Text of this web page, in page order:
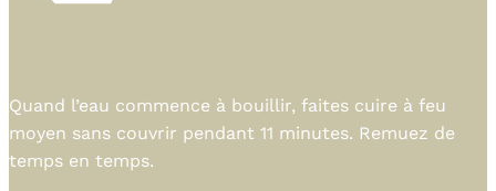
Quand l’eau commence à bouillir, faites cuire à feu
moyen sans couvrir pendant 11 minutes. Remuez de
temps en temps.